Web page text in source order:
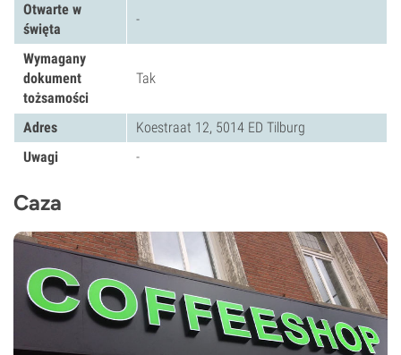
Otwarte w
święta
-
Wymagany
dokument
tożsamości
Tak
Adres
Koestraat 12, 5014 ED Tilburg
Uwagi
-
Caza